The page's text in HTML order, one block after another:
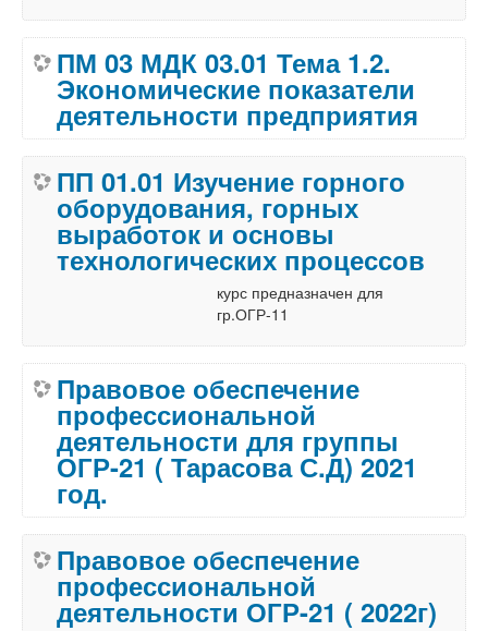
ПМ 03 МДК 03.01 Тема 1.2.
Экономические показатели
деятельности предприятия
ПП 01.01 Изучение горного
оборудования, горных
выработок и основы
технологических процессов
курс предназначен для
гр.ОГР-11
Правовое обеспечение
профессиональной
деятельности для группы
ОГР-21 ( Тарасова С.Д) 2021
год.
Правовое обеспечение
профессиональной
деятельности ОГР-21 ( 2022г)